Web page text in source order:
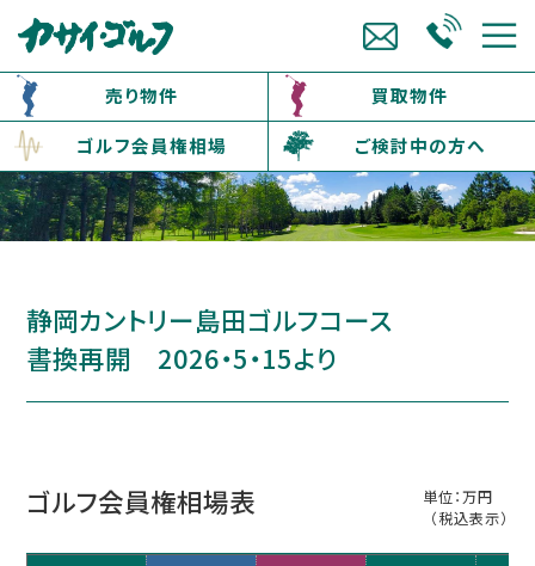
売り物件
買取物件
ゴルフ会員権相場
ご検討中の方へ
静岡カントリー島田ゴルフコース
書換再開 2026・5・15より
ゴルフ会員権相場表
単位：万円
（税込表示）